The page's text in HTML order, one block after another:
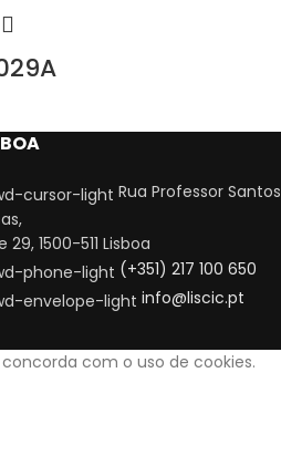
Rua Professor Santos
29, 1500-511 Lisboa
(+351) 217 100 650
info@liscic.pt
com o uso de cookies.